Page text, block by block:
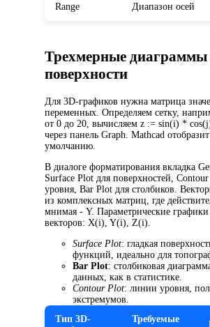
Range Диапазон осей
Трехмерные диаграммы
поверхности
Для 3D-графиков нужна матрица
переменных. Определяем сетку,
от 0 до 20, вычисляем z := sin(i) *
через панель Graph. Mathcad
умолчанию.
В диалоге форматирования вкладка
Surface Plot для поверхностей,
уровня, Bar Plot для столбиков.
из комплексных матриц, где
мнимая - Y. Параметрические графики
векторов: X(i), Y(i), Z(i).
Surface Plot: гладкая
функций, идеально для
Bar Plot: столбиковая
данных, как в статистике.
Contour Plot: линии уровня,
экстремумов.
Тип 3D-
Требуемые